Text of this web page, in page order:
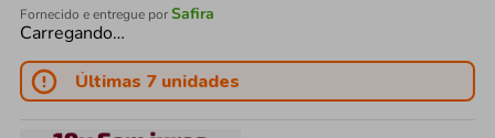
Fornecido e entregue porSafira
Carregando…
Últimas 7 unidades